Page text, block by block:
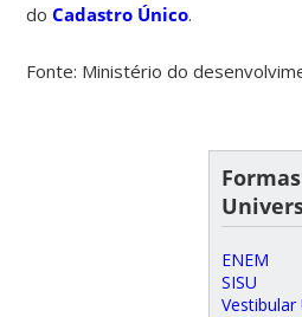
doCadastro Único.
Fonte: Ministério do
ENEM
SISU
Vestibular